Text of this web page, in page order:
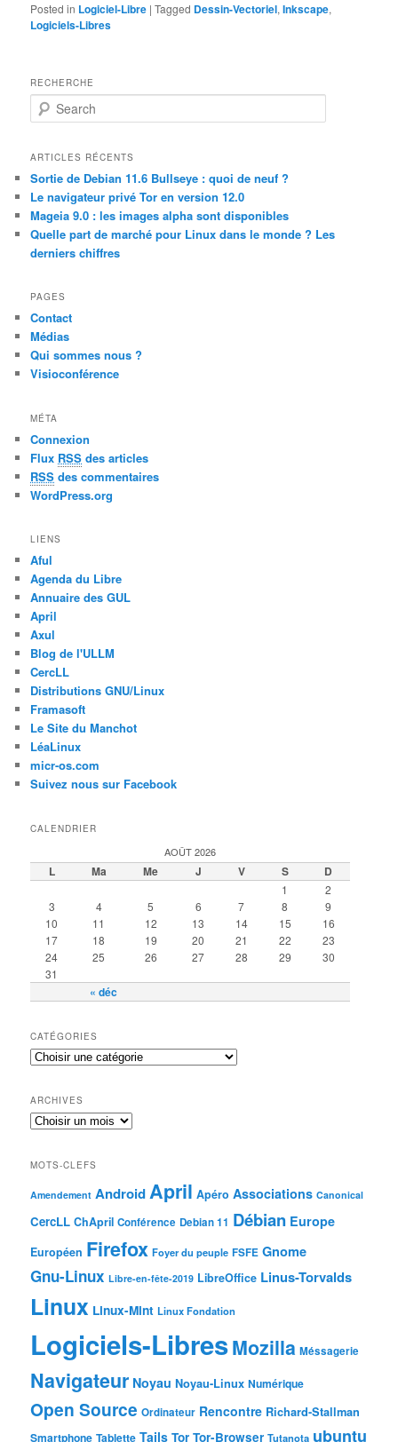
Posted in Logiciel-Libre |Tagged Dessin-Vectoriel,Inkscape,
Logiciels-Libres
RECHERCHE
e
r
h
ARTICLES RÉCENTS
Sortie de Debian 11.6 Bullseye : quoi de neuf ?
Le navigateur privé Tor en version 12.0
Mageia 9.0 : les images alpha sont disponibles
Quelle part de marché pour Linux dans le monde ? Les
derniers chiffres
PAGES
Contact
Médias
Qui sommes nous ?
Visioconférence
MÉTA
Connexion
Flux RSS des articles
RSS des commentaires
WordPress.org
LIENS
Aful
Agenda du Libre
Annuaire des GUL
April
Axul
Blog de l'ULLM
CercLL
Distributions GNU/Linux
Framasoft
Le Site du Manchot
LéaLinux
micr-os.com
Suivez nous sur Facebook
CALENDRIER
AOÛT 2026
L Ma Me J V S D
« déc
1
2
3
4 5 6 7 8
9
10
11 12 13 14 15
16
17
18 19 20 21 22
23
24
25 26 27 28 29
30
31
CATÉGORIES
ARCHIVES
MOTS-CLEFS
Amendement AndroidApril Apéro Associations Canonical
CercLL ChApril Conférence Debian 11 Débian Europe
Européen Firefox Foyer du peuple FSFE Gnome
Gnu-Linux Libre-en-fête-2019 LibreOffice Linus-Torvalds
Linux Linux-Mint Linux Fondation
Logiciels-LibresMozilla Méssagerie
Navigateur Noyau Noyau-Linux Numérique
Open Source Ordinateur Rencontre Richard-Stallman
Smartphone Tablette Tails Tor Tor-Browser Tutanota ubuntu